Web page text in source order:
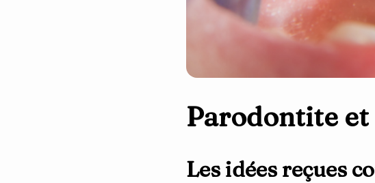
Parodontite
Les idées reçues